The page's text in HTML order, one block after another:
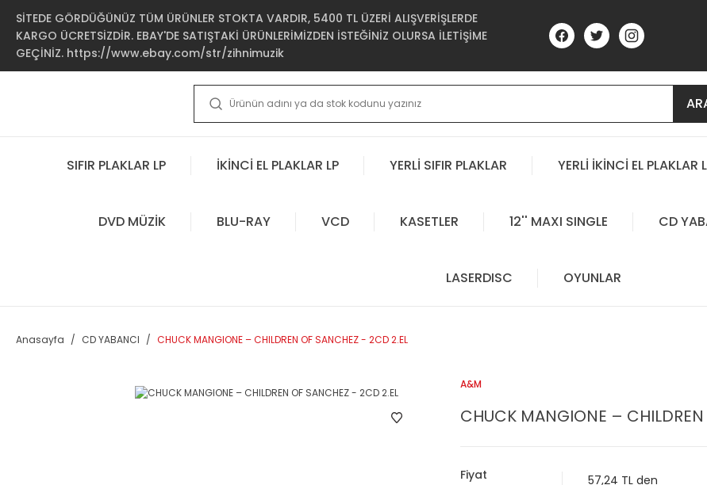
SİTEDE GÖRDÜĞÜNÜZ TÜM ÜRÜNLER STOKTA VARDIR, 5400 TL ÜZERİ ALIŞVERİŞLERDE
KARGO ÜCRETSİZDİR. EBAY'DE SATIŞTAKİ ÜRÜNLERİMİZDEN İSTEĞİNİZ OLURSA İLETİŞİME
GEÇİNİZ. https://www.ebay.com/str/zihnimuzik
SIFIR PLAKLAR LP İKİNCİ EL PLAKLAR LP YERLİ SIFIR PLAKLAR YERLİ İKİNCİ EL PLAKLAR
DVD MÜZİK BLU-RAY VCD KASETLER 12'' MAXI SINGLE CD
LASERDISC OYUNLAR
Anasayfa CD YABANCI CHUCK MANGIONE – CHILDREN OF SANCHEZ - 2CD 2.EL
A&M
CHUCK MANGIONE –
Fiyat
57,24 TL den